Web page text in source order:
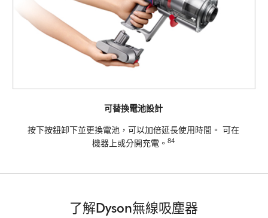
可替換電池設計
按下按鈕卸下並更換電池，可以加倍延長使用時間。 可在
機器上或分開充電。 84
了解Dyson無線吸塵器